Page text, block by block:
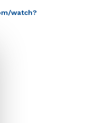
watch?